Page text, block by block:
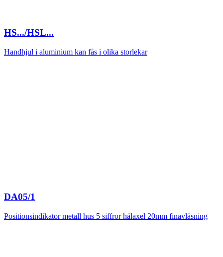
HS.../HSL...
Handhjul i aluminium kan fås i olika storlekar
DA05/1
Positionsindikator metall hus 5 siffror hålaxel 20mm finavläsning